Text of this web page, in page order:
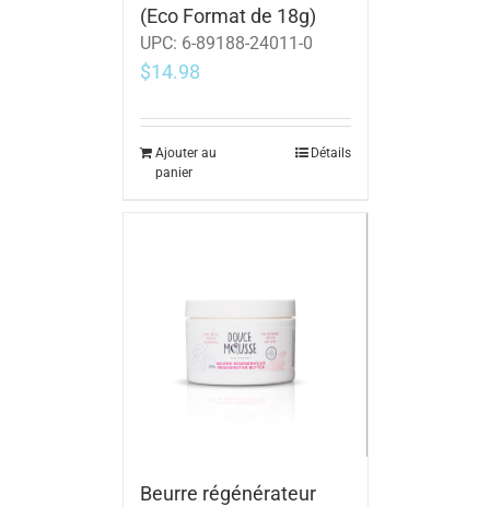
(Eco Format de 18g)
UPC: 6-89188-24011-0
$14.98
Ajouter au
panier
Détails
Beurre régénérateur